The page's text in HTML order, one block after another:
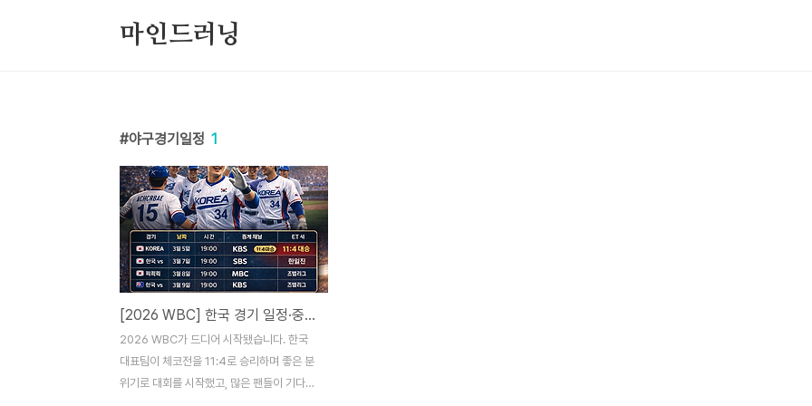
마인드러닝
야구경기일정 1
[2026 WBC] 한국 경기 일정·중계 채널·시간 총정리: KBS·MBC·SBS 분산 편성 완벽 가이드
2026 WBC가 드디어 시작됐습니다. 한국
대표팀이 체코전을 11:4로 승리하며 좋은 분
위기로 대회를 시작했고, 많은 팬들이 기다렸